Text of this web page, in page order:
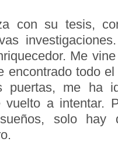
con su tesis,
Me
encontrado todo
puertas, me ha
vuelto a intentar.
solo hay